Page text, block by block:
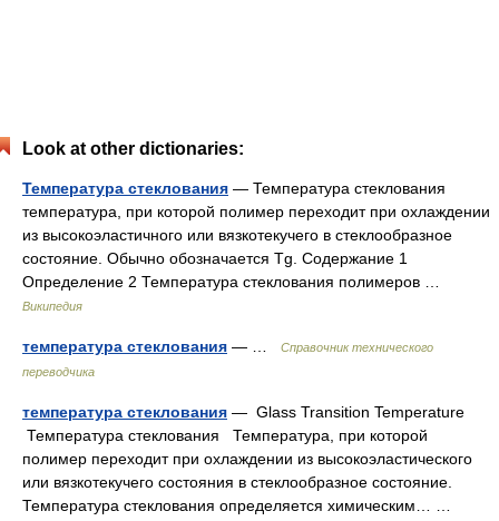
Look at other dictionaries:
Температура стеклования — Температура стеклования
температура, при которой полимер переходит при охлаждении
из высокоэластичного или вязкотекучего в стеклообразное
состояние. Обычно обозначается Tg. Содержание 1
Определение 2 Температура стеклования полимеров …
Википедия
температура стеклования — …
Справочник технического
переводчика
температура стеклования — Glass Transition Temperature
Температура стеклования Температура, при которой
полимер переходит при охлаждении из высокоэластического
или вязкотекучего состояния в стеклообразное состояние.
Температура стеклования определяется химическим… …